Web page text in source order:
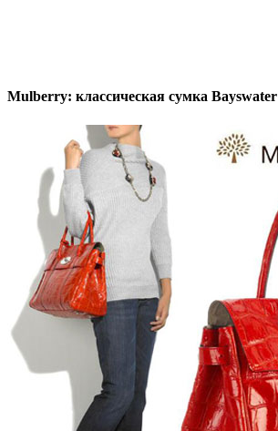
Mulberry: классическая сумка Bayswater